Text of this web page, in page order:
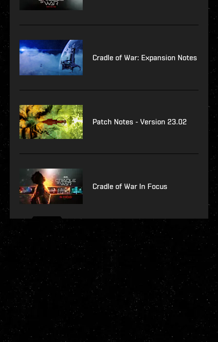
Cradle of War: Expansion Notes
Patch Notes - Version 23.02
Cradle of War In Focus